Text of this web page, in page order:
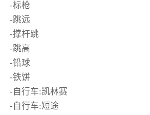
-标枪
-跳远
-撑杆跳
-跳高
-铅球
-铁饼
-自行车:凯林赛
-自行车:短途